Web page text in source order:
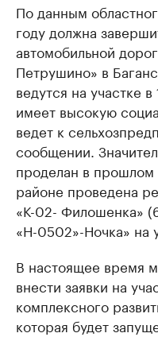
По данным
году должна
автомобильной
Петрушино» в
ведутся на участке
имеет высокую
ведет к
сообщении.
проделан в
районе проведена
«К-02- Филошенка»
«Н-0502»-Ночка» на
В настоящее время
внести заявки на
комплексного
которая будет